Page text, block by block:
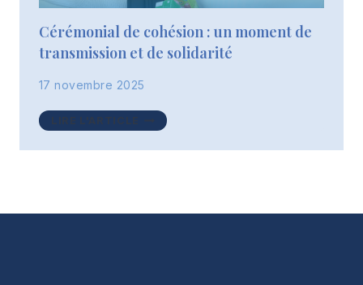
Cérémonial de cohésion : un moment de
transmission et de solidarité
17 novembre 2025
CÉRÉMONIAL
COHÉSION